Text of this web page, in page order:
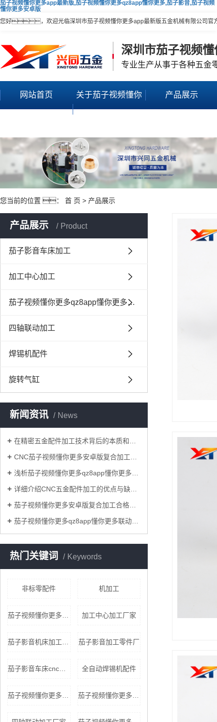
茄子视频懂你更多app最新版,茄子视频懂你更多qz8app懂你更多,茄子影音,茄子视频
懂你更多安卓版
您好，欢迎光临深圳市茄子视频懂你更多app最新版五金机械有限公司
深圳市茄子视频
专业生产从事于各种五金
网站首页 关于茄子视频懂你 产品展示
您当前的位置 ： 首 页 > 产品展示
产品展示 Product
茄子影音车床加工
加工中心加工
茄子视频懂你更多qz8app懂你更多联动加工
四轴联动加工
焊锡机配件
旋转气缸
新闻资讯 News
在精密五金配件加工技术背后的本质和关键是什么？
CNC茄子视频懂你更多安卓版复合加工过程中减少铝型材表面损伤的原因？
浅析茄子视频懂你更多qz8app懂你更多cnc加工联动技术对模具业的重要意义！
详细介绍CNC五金配件加工的优点与缺点！
茄子视频懂你更多安卓版复合加工合格率的标准要求具体有哪些？
茄子视频懂你更多qz8app懂你更多联动茄子影音加工和一般的三轴联动茄子影音加工相比，优势有哪些？
热门关键词 Keywords
非标零配件 机加工
加工中心加工厂家
茄子影音加工零件厂
全自动焊锡机配件